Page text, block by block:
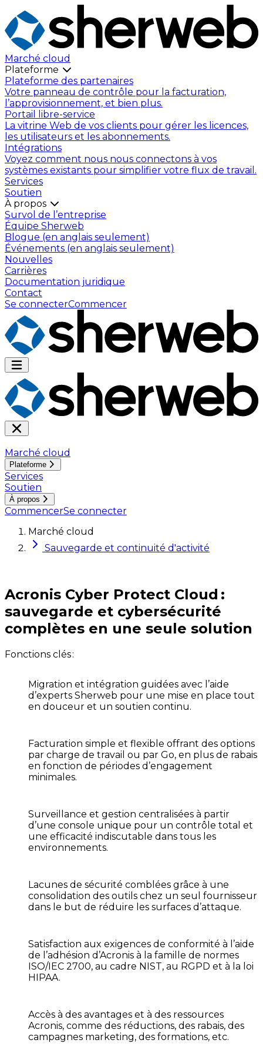
Marché cloud
Plateforme
Plateforme des partenaires
Votre panneau de contrôle pour la facturation,
l’approvisionnement, et bien plus.
Portail libre-service
La vitrine Web de vos clients pour gérer les licences,
les utilisateurs et les abonnements.
Intégrations
Voyez comment nous nous connectons à vos
systèmes existants pour simplifier votre flux de travail.
Services
Soutien
À propos
Survol de l’entreprise
Équipe Sherweb
Blogue (en anglais seulement)
Événements (en anglais seulement)
Nouvelles
Carrières
Documentation juridique
Contact
Se connecterCommencer
Marché cloud
Plateforme
Services
Soutien
À propos
CommencerSe connecter
Marché cloud
Sauvegarde et continuité d'activité
Acronis Cyber Protect Cloud :
sauvegarde et cybersécurité
complètes en une seule solution
Fonctions clés :
Migration et intégration guidées avec l’aide
d’experts Sherweb pour une mise en place tout
en douceur et un soutien continu.
Facturation simple et flexible offrant des options
par charge de travail ou par Go, en plus de rabais
en fonction de périodes d’engagement
minimales.
Surveillance et gestion centralisées à partir
d’une console unique pour un contrôle total et
une efficacité indiscutable dans tous les
environnements.
Lacunes de sécurité comblées grâce à une
consolidation des outils chez un seul fournisseur
dans le but de réduire les surfaces d’attaque.
Satisfaction aux exigences de conformité à l’aide
de l’adhésion d’Acronis à la famille de normes
ISO/IEC 2700, au cadre NIST, au RGPD et à la loi
HIPAA.
Accès à des avantages et à des ressources
Acronis, comme des réductions, des rabais, des
campagnes marketing, des formations, etc.